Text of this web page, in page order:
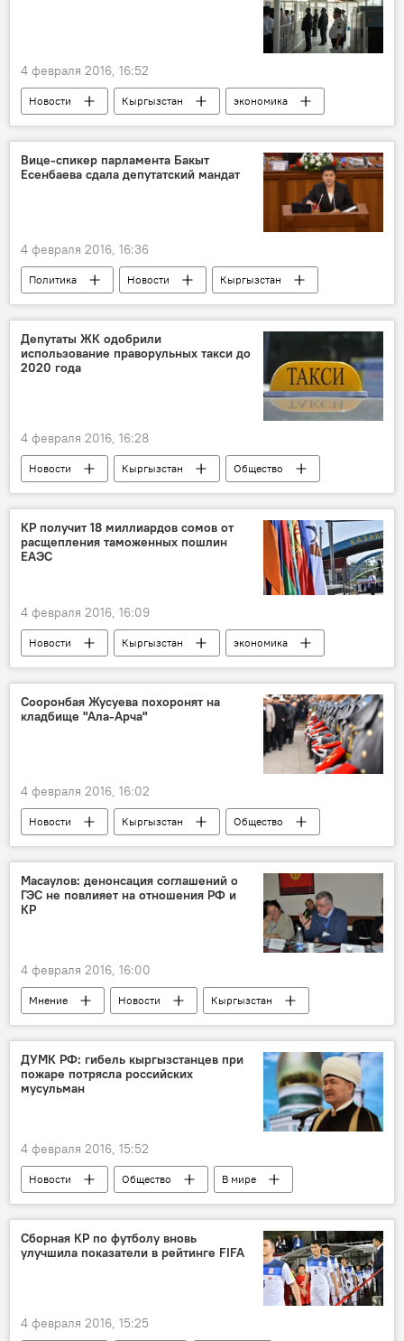
4 февраля 2016, 16:52
Новости Кыргызстан
экономика
Азамат Сулайманов
ГТС
импорт
Вице-спикер парламента Бакыт
Есенбаева сдала депутатский мандат
4 февраля 2016, 16:36
Политика Новости
Кыргызстан
Бакыт Есенбаева
Жогорку Кенеш
уход
Депутаты ЖК одобрили
использование праворульных такси до
2020 года
4 февраля 2016, 16:28
Новости Кыргызстан
Общество
Запрет на ввоз праворульных автомобилей в КР
Жогорку Кенеш
праворульные машины
КР получит 18 миллиардов сомов от
расщепления таможенных пошлин
ЕАЭС
4 февраля 2016, 16:09
Новости Кыргызстан
экономика
В мире
Кыргызстан в ЕАЭС
Сооронбая Жусуева похоронят на
кладбище "Ала-Арча"
4 февраля 2016, 16:02
Новости Кыргызстан
Общество
Сооронбай Жусуев
Министерство культуры, информации, спорта и молодежной политики КР
похороны
панихида
Скончался герой Кыргызстана Сооронбай Жусуев
Масаулов: денонсация соглашений о
ГЭС не повлияет на отношения РФ и
КР
4 февраля 2016, 16:00
Мнение Новости
Кыргызстан
В мире
Сергей Масаулов
соглашение
отношения
Денонсация соглашений о строительстве Верхне-Нарынского каскада ГЭС и Камбар-Аты-1
ДУМК РФ: гибель кыргызстанцев при
пожаре потрясла российских
мусульман
4 февраля 2016, 15:52
Новости Общество
В мире
Гибель восьмерых кыргызстанцев при пожаре в Москве
миграция
ДУМК
соболезнование
Сборная КР по футболу вновь
улучшила показатели в рейтинге FIFA
4 февраля 2016, 15:25